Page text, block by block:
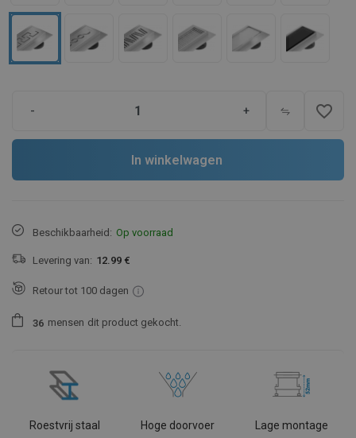
- + favorite_border
In winkelwagen
Beschikbaarheid: Op voorraad
Levering van: 12.99 €
Retour tot 100 dagen
36 mensen dit product gekocht.
Roestvrij staal Hoge doorvoer Lage montage